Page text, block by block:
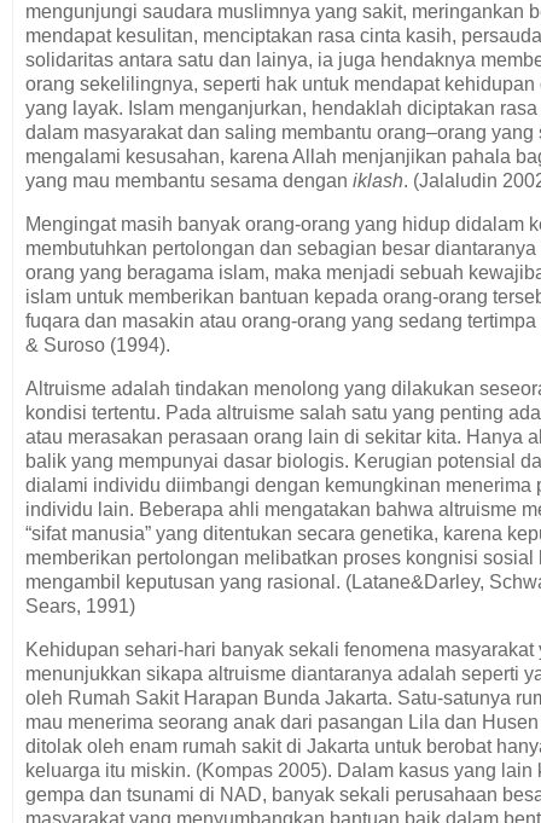
mengunjungi saudara muslimnya yang sakit, meringankan
mendapat kesulitan, menciptakan rasa cinta kasih,
solidaritas antara satu dan lainya, ia juga hendaknya
orang sekelilingnya, seperti hak untuk mendapat
yang layak. Islam menganjurkan, hendaklah diciptakan
dalam masyarakat dan saling membantu orang–orang yang
mengalami kesusahan, karena Allah menjanjikan pahala
yang mau membantu sesama dengan iklash. (Jalaludin
Mengingat masih banyak orang-orang yang hidup didalam
membutuhkan pertolongan dan sebagian besar
orang yang beragama islam, maka menjadi sebuah
islam untuk memberikan bantuan kepada orang-orang
fuqara dan masakin atau orang-orang yang sedang
& Suroso (1994).
Altruisme adalah tindakan menolong yang dilakukan
kondisi tertentu. Pada altruisme salah satu yang penting
atau merasakan perasaan orang lain di sekitar kita. Hanya
balik yang mempunyai dasar biologis. Kerugian potensial
dialami individu diimbangi dengan kemungkinan menerima
individu lain. Beberapa ahli mengatakan bahwa altruisme
“sifat manusia” yang ditentukan secara genetika, karena
memberikan pertolongan melibatkan proses kongnisi sosial
mengambil keputusan yang rasional. (Latane&Darley,
Sears, 1991)
Kehidupan sehari-hari banyak sekali fenomena masyarakat
menunjukkan sikapa altruisme diantaranya adalah seperti
oleh Rumah Sakit Harapan Bunda Jakarta. Satu-satunya
mau menerima seorang anak dari pasangan Lila dan
ditolak oleh enam rumah sakit di Jakarta untuk berobat
keluarga itu miskin. (Kompas 2005). Dalam kasus yang lain
gempa dan tsunami di NAD, banyak sekali perusahaan
masyarakat yang menyumbangkan bantuan baik dalam